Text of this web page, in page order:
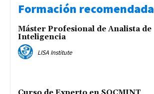
Formación recomendada
Máster Profesional de Analista de
Inteligencia
LISA Institute